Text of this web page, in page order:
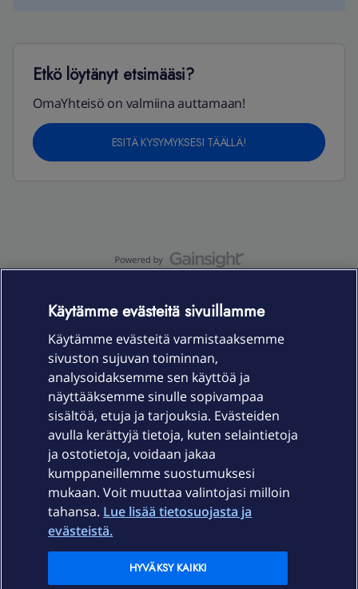
Etkö löytänyt etsimääsi?
OmaYhteisö on valmiina auttamaan!
ESITÄ KYSYMYKSESI TÄÄLLÄ!
Laitteet & liittymät
Palvelut
Ajankohtaista
Elisa Oyj
Käytämme evästeitä sivuillamme
Käytämme evästeitä varmistaaksemme
sivuston sujuvan toiminnan,
analysoidaksemme sen käyttöä ja
näyttääksemme sinulle sopivampaa
sisältöä, etuja ja tarjouksia. Evästeiden
avulla kerättyjä tietoja, kuten selaintietoja
ja ostotietoja, voidaan jakaa
kumppaneillemme suostumuksesi
mukaan. Voit muuttaa valintojasi milloin
tahansa. Lue lisää tietosuojasta ja
evästeistä.
HYVÄKSY KAIKKI